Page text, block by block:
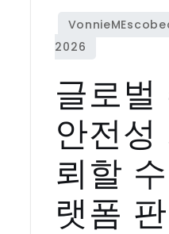
글로벌
안전성
뢰할
랫폼